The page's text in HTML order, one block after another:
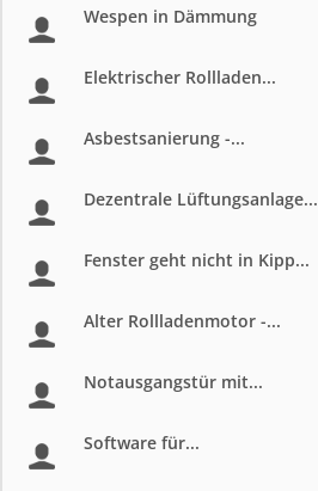
Wespen in Dämmung
Elektrischer Rollladen...
Asbestsanierung -...
Dezentrale Lüftungsanlage...
Fenster geht nicht in Kipp...
Alter Rollladenmotor -...
Notausgangstür mit...
Software für...